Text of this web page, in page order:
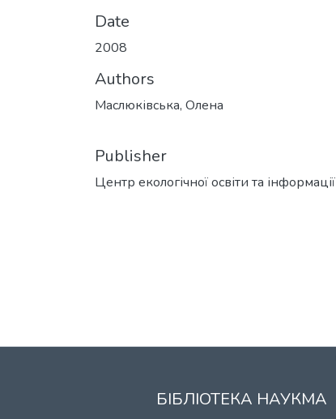
Date
2008
Authors
Маслюківська, Олена
Publisher
Центр екологічної освіти та інформації
БІБЛІОТЕКА НАУКМА